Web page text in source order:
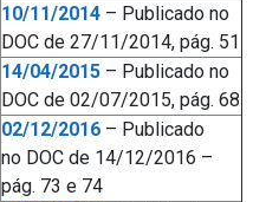
10/11/2014 – Publicado no
DOC de 27/11/2014, pág. 51
14/04/2015 – Publicado no
DOC de 02/07/2015, pág. 68
02/12/2016 – Publicado
no DOC de 14/12/2016 –
pág. 73 e 74